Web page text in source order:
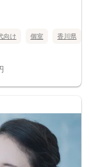
向け 個室 香川県